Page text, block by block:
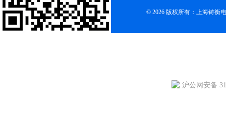
© 2026 版权所有：上海铸衡
沪公网安备